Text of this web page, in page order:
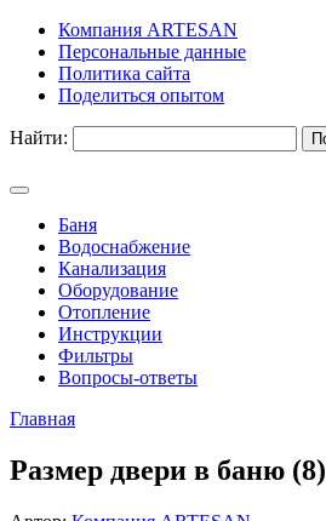
Компания ARTESAN
Персональные данные
Политика сайта
Поделиться опытом
Найти:
Баня
Водоснабжение
Канализация
Оборудование
Отопление
Инструкции
Фильтры
Вопросы-ответы
Главная
Размер двери в баню (8)